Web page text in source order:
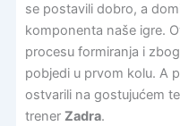
se postavili dobro, a
komponenta naše igre.
procesu formiranja i
pobjedi u prvom kolu. A
ostvarili na gostujućem
trener Zadra.